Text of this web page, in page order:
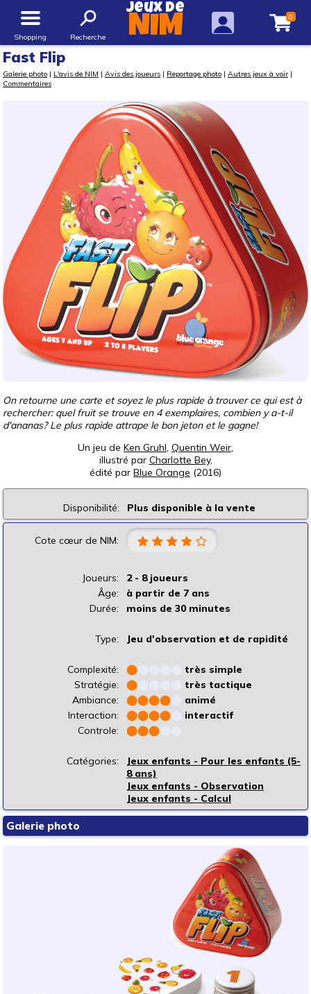
Shopping Recherche
Jeux de
NIM 0
Fast Flip
Galerie photo | L'avis de NIM | Avis des joueurs | Reportage photo | Autres jeux à voir |
Commentaires
On retourne une carte et soyez le plus rapide à trouver ce qui est à
rechercher: quel fruit se trouve en 4 exemplaires, combien y a-t-il
d'ananas? Le plus rapide attrape le bon jeton et le gagne!
Un jeu de Ken Gruhl, Quentin Weir,
illustré par Charlotte Bey,
édité par Blue Orange (2016)
Disponibilité: Plus disponible à la vente
Cote cœur de NIM:
Joueurs:
2 - 8 joueurs
Âge:
à partir de 7 ans
Durée:
moins de 30 minutes
Type: Jeu d'observation et de rapidité
Complexité: ⬤
très simple
Stratégie:
⬤
très tactique
Ambiance:
⬤⬤⬤⬤
animé
Interaction:
⬤⬤⬤⬤
interactif
Controle:
⬤⬤⬤
Catégories:
Jeux enfants - Pour les enfants (5-
8 ans)
Jeux enfants - Observation
Jeux enfants - Calcul
Galerie photo